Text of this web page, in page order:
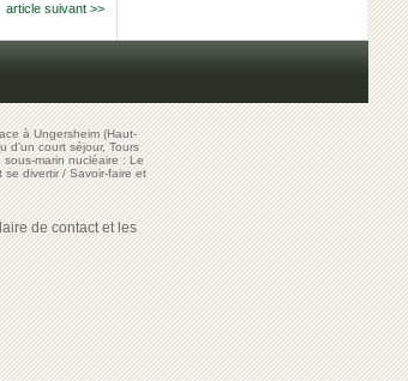
article suivant >>
à Ungersheim (Haut-
d'un court séjour, Tours
marin nucléaire : Le
se divertir/Savoir-faire et
de contact et les